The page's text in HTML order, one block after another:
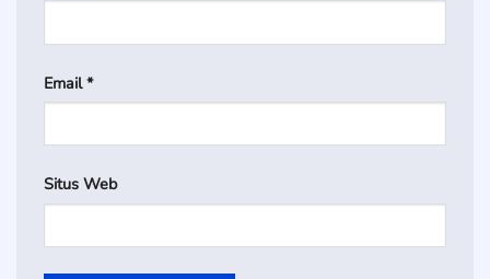
Email*
Situs Web